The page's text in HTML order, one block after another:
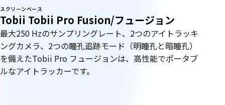
スクリーンベース
Tobii Tobii Pro Fusion/フュージョン
最大250 Hzのサンプリングレート、2つのアイトラッキ
ングカメラ、2つの瞳孔追跡モード（明瞳孔と暗瞳孔）
を備えたTobii Pro フュージョンは、高性能でポータブ
ルなアイトラッカーです。